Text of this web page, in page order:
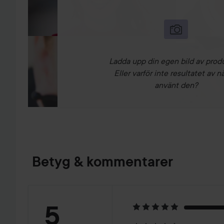
Ladda upp din egen bild av
Eller varför inte resultatet av
använt den?
Betyg & kommentarer
Betyg:
5